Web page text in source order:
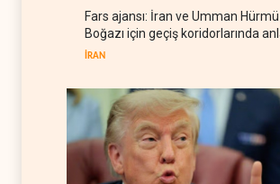
BM yetkilisinden
belge akışı
Fars ajansı: İran ve Umman
Boğazı için geçiş koridorlarında
İRAN